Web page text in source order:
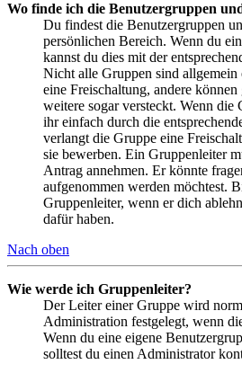
Wo finde ich die Benutzergruppen
Du findest die Benutzergruppen
persönlichen Bereich. Wenn du
kannst du dies mit der
Nicht alle Gruppen sind
eine Freischaltung, andere können
weitere sogar versteckt. Wenn die
ihr einfach durch die
verlangt die Gruppe eine
sie bewerben. Ein Gruppenleiter
Antrag annehmen. Er könnte
aufgenommen werden möchtest.
Gruppenleiter, wenn er dich
dafür haben.
Nach oben
Wie werde ich Gruppenleiter?
Der Leiter einer Gruppe wird
Administration festgelegt, wenn
Wenn du eine eigene
solltest du einen Administrator